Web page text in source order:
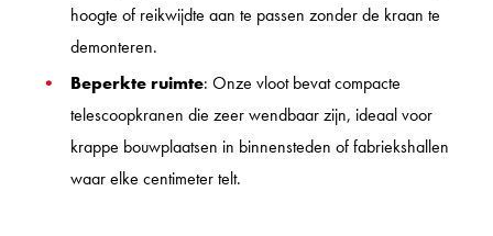
hoogte of reikwijdte aan te passen zonder de kraan te
demonteren.
Beperkte ruimte: Onze vloot bevat compacte
telescoopkranen die zeer wendbaar zijn, ideaal voor
krappe bouwplaatsen in binnensteden of fabriekshallen
waar elke centimeter telt.